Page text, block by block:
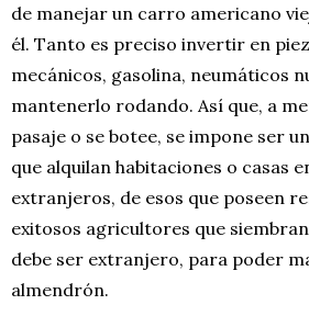
de manejar un carro americano
él. Tanto es preciso invertir en
mecánicos, gasolina, neumáticos
mantenerlo rodando. Así que, a
pasaje o se botee, se impone ser
que alquilan habitaciones o casas
extranjeros, de esos que poseen
exitosos agricultores que
debe ser extranjero, para poder
almendrón.